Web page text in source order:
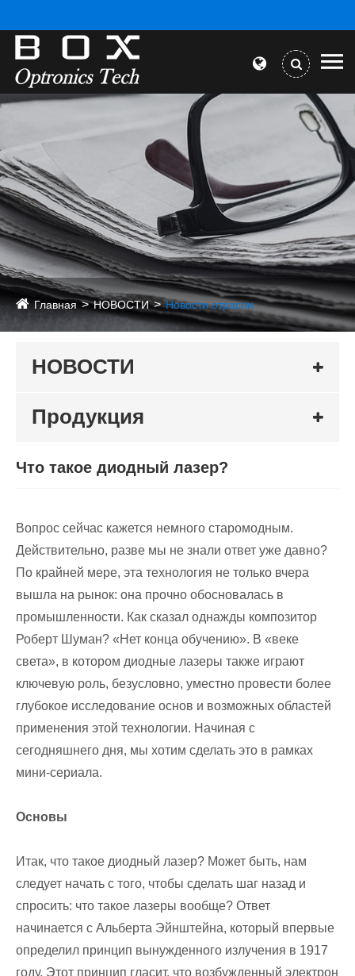
Главная НОВОСТИ Новости отрасли
НОВОСТИ
Продукция
Что такое диодный лазер?
Вопрос сейчас кажется немного старомодным.
Действительно, разве мы не знали ответ уже давно?
По крайней мере, эта технология не только вчера
вышла на рынок: она прочно обосновалась в
промышленности. Как сказал однажды композитор
Роберт Шуман? «Нет конца обучению». В «веке
света», в котором диодные лазеры также играют
ключевую роль, безусловно, уместно провести более
глубокое исследование основ и возможных областей
применения этой технологии. Начиная с
сегодняшнего дня, мы хотим сделать это в рамках
мини-сериала.
Основы
Итак, что такое диодный лазер? Может быть, нам
следует начать с того, чтобы сделать шаг назад и
спросить: что такое лазеры вообще? Ответ
начинается с Альберта Эйнштейна, который впервые
определил принцип вынужденного излучения в 1917
году. Этот принцип гласит, что возбужденный электрон